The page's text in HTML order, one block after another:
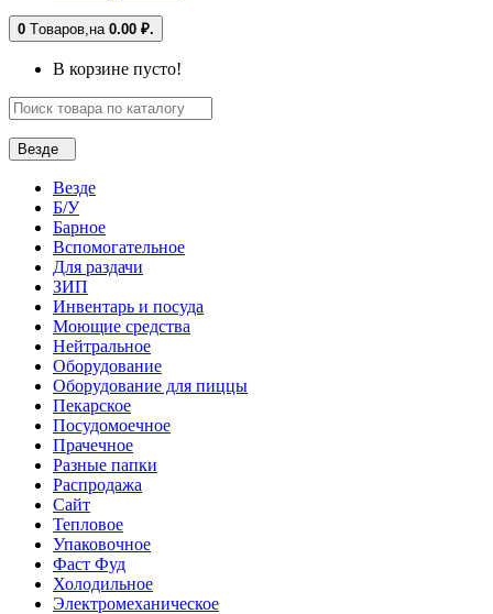
0 Tоваров, на 0.00 ₽.
В корзине пусто!
Везде
Везде
Б/У
Барное
Вспомогательное
Для раздачи
ЗИП
Инвентарь и посуда
Моющие средства
Нейтральное
Оборудование
Оборудование для пиццы
Пекарское
Посудомоечное
Прачечное
Разные папки
Распродажа
Сайт
Тепловое
Упаковочное
Фаст Фуд
Холодильное
Электромеханическое